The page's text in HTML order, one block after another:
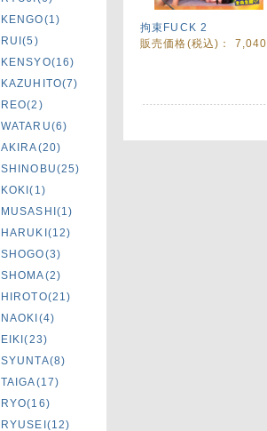
KENGO(1)
RUI(5)
KENSYO(16)
KAZUHITO(7)
REO(2)
WATARU(6)
AKIRA(20)
SHINOBU(25)
KOKI(1)
MUSASHI(1)
HARUKI(12)
SHOGO(3)
SHOMA(2)
HIROTO(21)
NAOKI(4)
EIKI(23)
SYUNTA(8)
TAIGA(17)
RYO(16)
RYUSEI(12)
拘束FUCK 2
販売価格(税込)： 7,040